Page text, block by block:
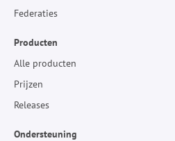
Federaties
Producten
Alle producten
Prijzen
Releases
Ondersteuning